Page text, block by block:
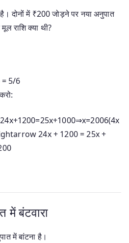
दोनों में ₹200 जोड़ने पर नया अनुपात
राशि क्या थी?
5/6
24x + 1200 = 25x +
बंटवारा
में बांटना है।